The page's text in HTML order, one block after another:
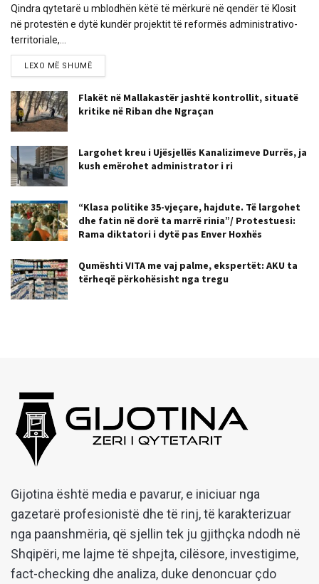
Qindra qytetarë u mblodhën këtë të mërkurë në qendër të Klosit
në protestën e dytë kundër projektit të reformës administrativo-
territoriale,...
LEXO MË SHUMË
Flakët në Mallakastër jashtë kontrollit, situatë
kritike në Riban dhe Ngraçan
Largohet kreu i Ujësjellës Kanalizimeve Durrës, ja
kush emërohet administrator i ri
“Klasa politike 35-vjeçare, hajdute. Të largohet
dhe fatin në dorë ta marrë rinia”/ Protestuesi:
Rama diktatori i dytë pas Enver Hoxhës
Qumështi VITA me vaj palme, ekspertët: AKU ta
tërheqë përkohësisht nga tregu
Gijotina është media e pavarur, e iniciuar nga
gazetarë profesionistë dhe të rinj, të karakterizuar
nga paanshmëria, që sjellin tek ju gjithçka ndodh në
Shqipëri, me lajme të shpejta, cilësore, investigime,
fact-checking dhe analiza, duke denoncuar çdo